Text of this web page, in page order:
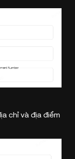
chỉ và địa điểm